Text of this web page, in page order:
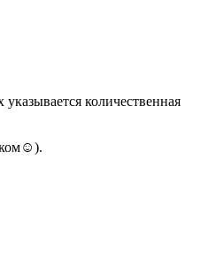
количественная